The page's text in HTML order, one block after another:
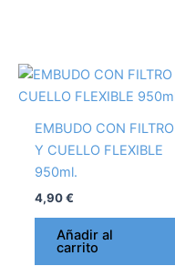
EMBUDO CON FILTRO
Y CUELLO FLEXIBLE
950ml.
4,90€
Añadir al
carrito